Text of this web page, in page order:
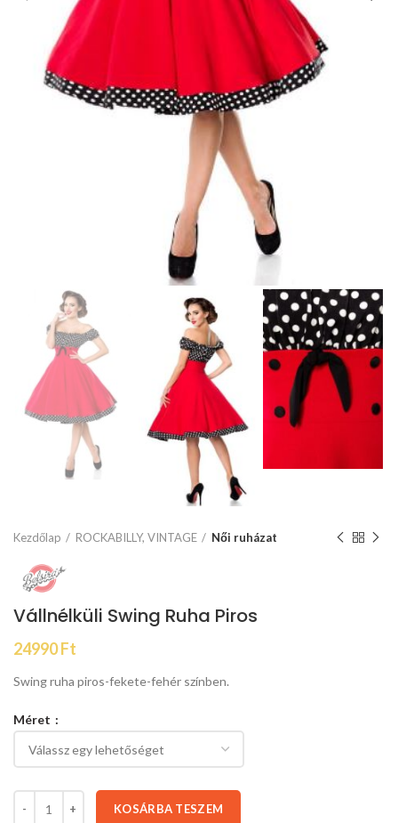
Kezdőlap ROCKABILLY, VINTAGE Női ruházat
Vállnélküli Swing Ruha Piros
24990Ft
Swing ruha piros-fekete-fehér színben.
Méret
KOSÁRBA TESZEM